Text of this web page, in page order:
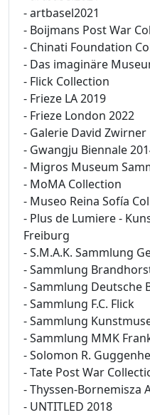
- artbasel2021
- Boijmans Post War
- Chinati Foundation
- Das imaginäre
- Flick Collection
- Frieze LA 2019
- Frieze London 2022
- Galerie David Zwirner
- Gwangju Biennale
- Migros Museum
- MoMA Collection
- Museo Reina Sofía
- Plus de Lumiere -
Freiburg
- S.M.A.K. Sammlung
- Sammlung
- Sammlung Deutsche
- Sammlung F.C. Flick
- Sammlung
- Sammlung MMK
- Solomon R.
- Tate Post War
- Thyssen-Bornemisza
- UNTITLED 2018